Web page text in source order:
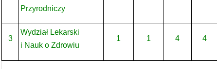
Przyrodniczy
3
Wydział Lekarski
i Nauk o Zdrowiu
1 1 4 4